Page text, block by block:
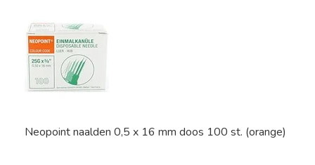
Neopoint naalden 0,5 x 16 mm doos 100 st. (orange)